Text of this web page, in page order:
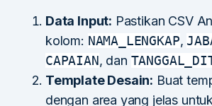
Data Input: Pastikan CSV
kolom: NAMA_LENGKAP,
CAPAIAN, dan
Template Desain: Buat
dengan area yang jelas